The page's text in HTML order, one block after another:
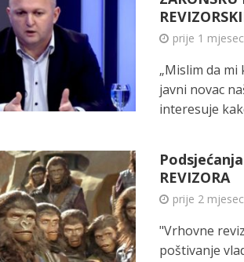
prije 1 mjesec
„Mislim da
javni novac
interesuje
Podsjećanja
REVIZORA
prije 2
"Vrhovne
poštivanje